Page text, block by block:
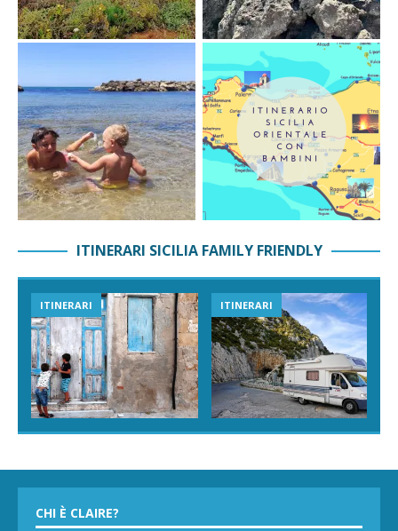
ITINERARI SICILIA FAMILY FRIENDLY
ITINERARI ITINERARI
CHI È CLAIRE?